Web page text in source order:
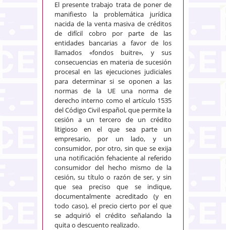
El presente trabajo trata de poner de
manifiesto la problemática jurídica
nacida de la venta masiva de créditos
de difícil cobro por parte de las
entidades bancarias a favor de los
llamados «fondos buitre», y sus
consecuencias en materia de sucesión
procesal en las ejecuciones judiciales
para determinar si se oponen a las
normas de la UE una norma de
derecho interno como el artículo 1535
del Código Civil español, que permite la
cesión a un tercero de un crédito
litigioso en el que sea parte un
empresario, por un lado, y un
consumidor, por otro, sin que se exija
una notificación fehaciente al referido
consumidor del hecho mismo de la
cesión, su título o razón de ser, y sin
que sea preciso que se indique,
documentalmente acreditado (y en
todo caso), el precio cierto por el que
se adquirió el crédito señalando la
quita o descuento realizado.